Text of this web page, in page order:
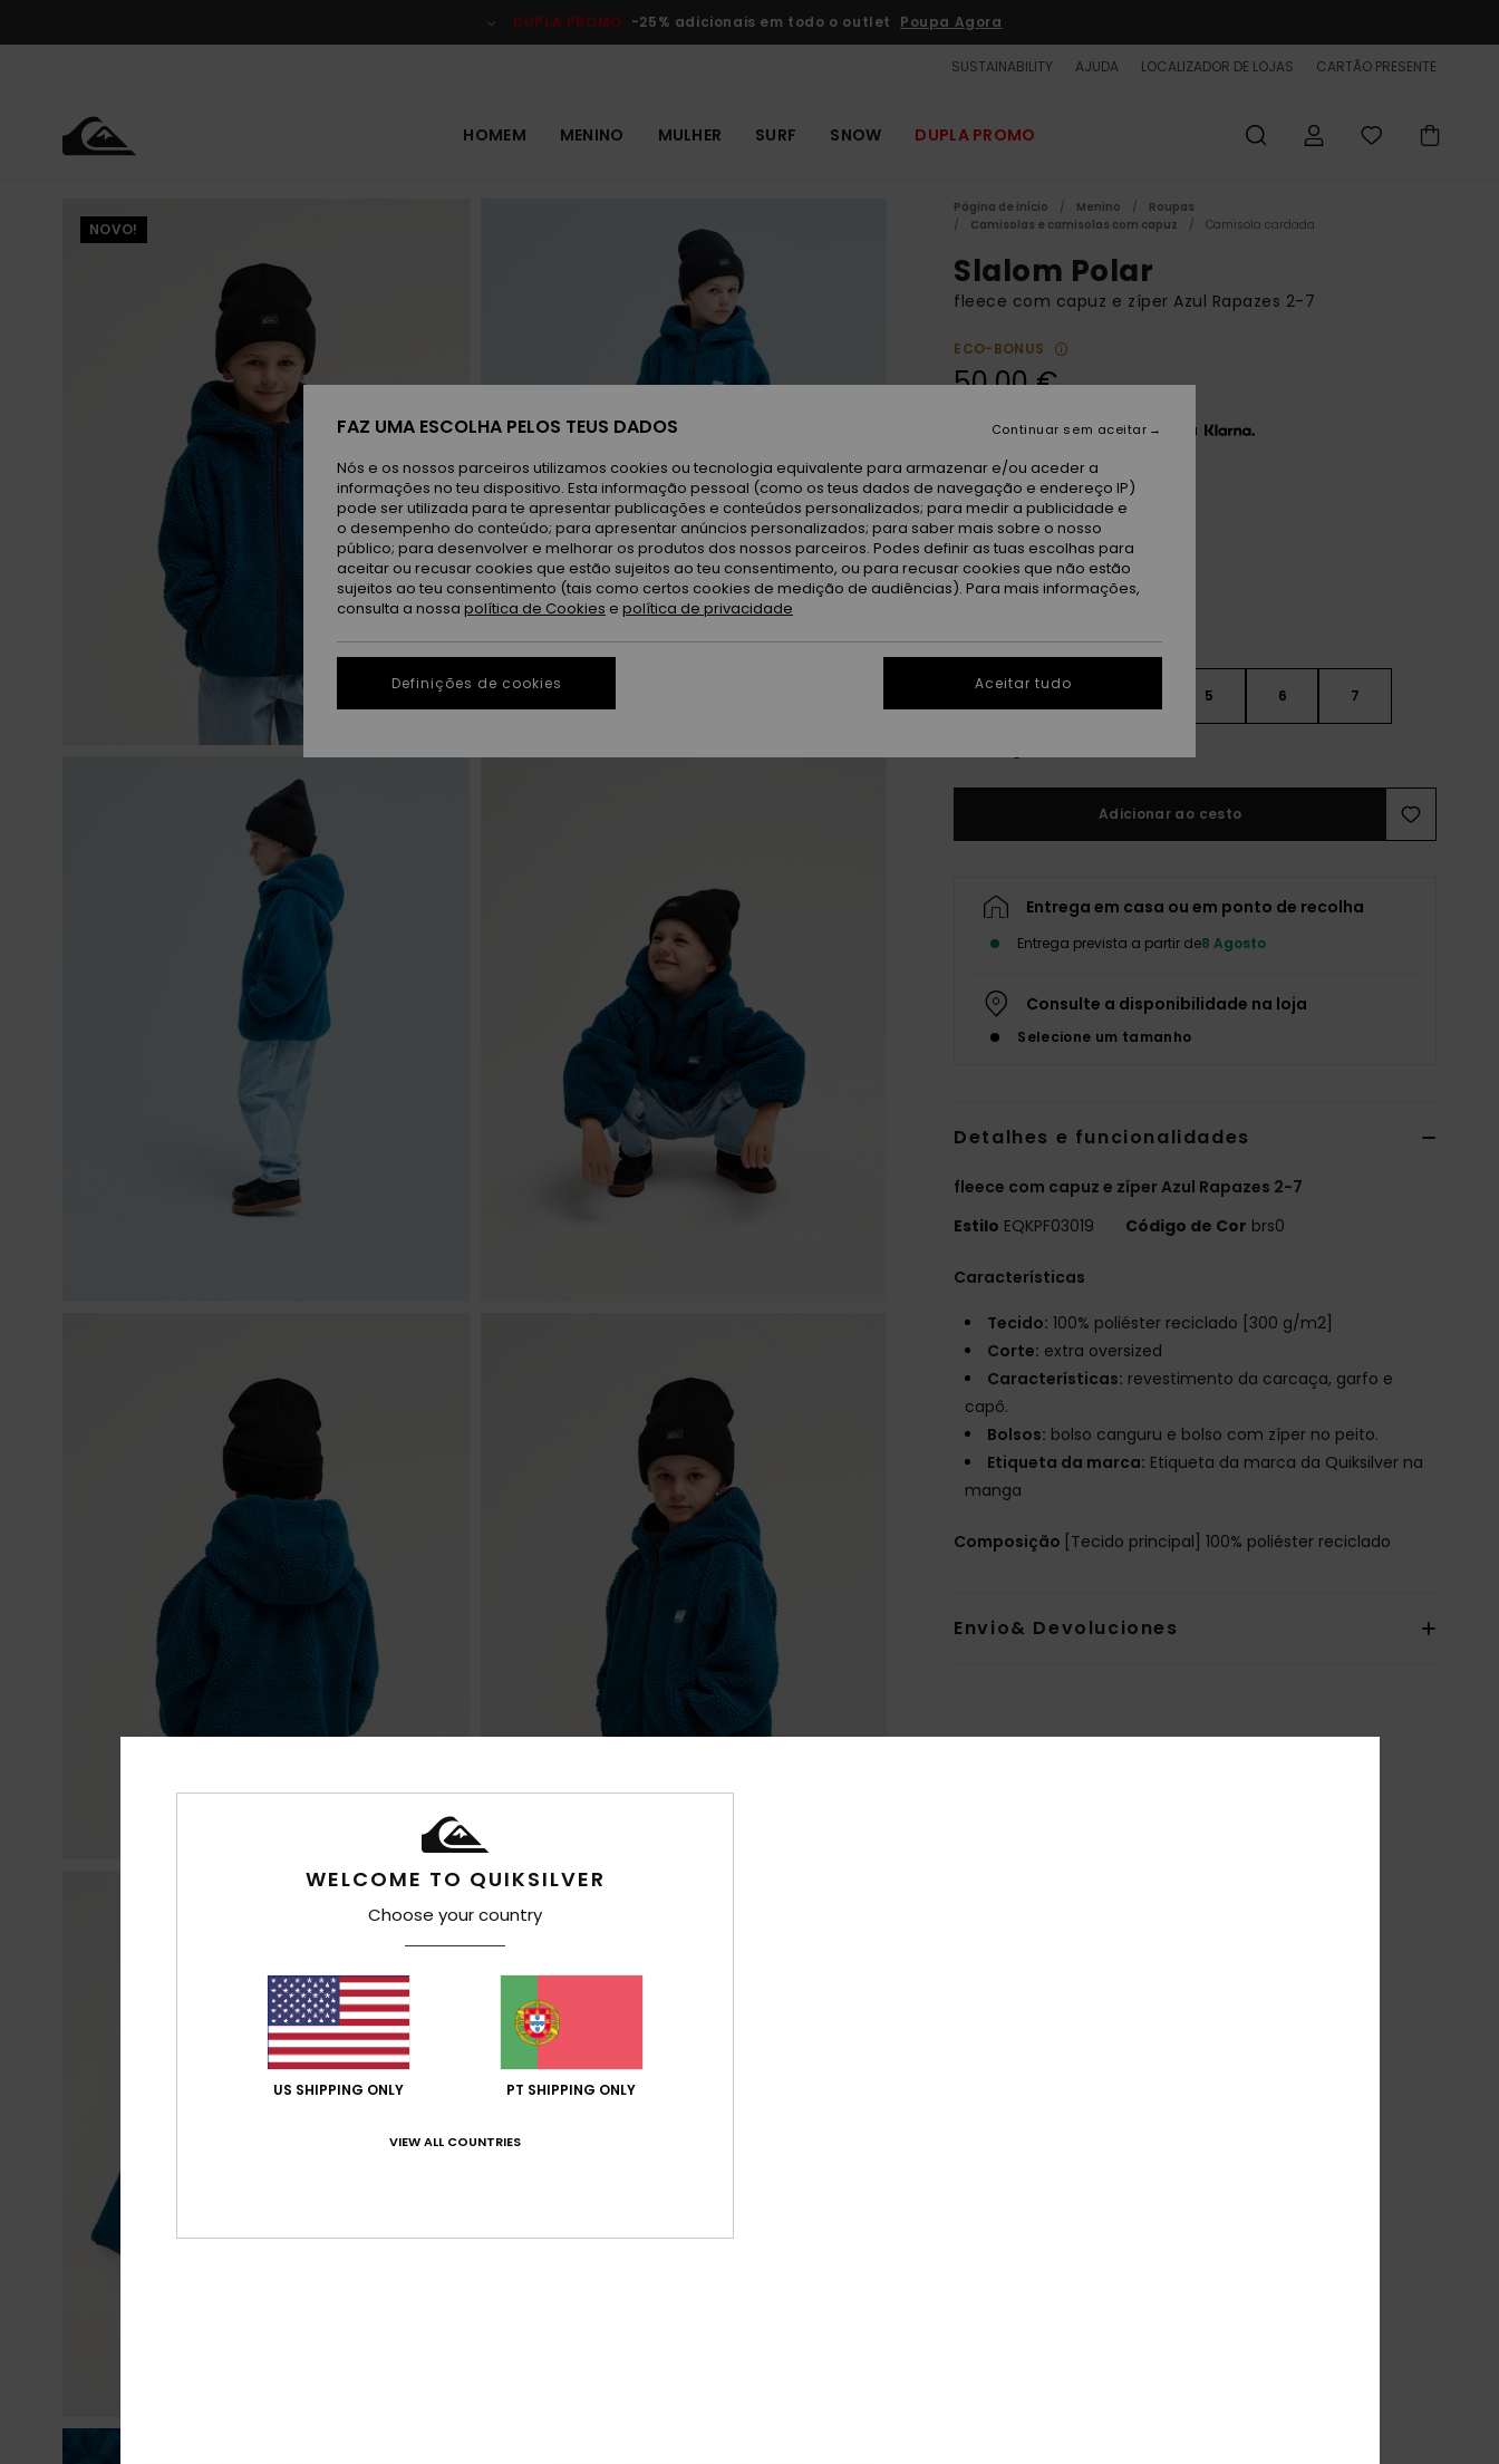
do
DUPLA PROMO -25% adicionais em todo o outlet Poupa Agora
SUSTAINABILITY AJUDA LOCALIZADOR DE LOJAS CARTÃO PRESENTE
HOMEM MENINO MULHER SURF SNOW DUPLA PROMO
NOVO!
Página de início Menino
Roupas
Camisolas e camisolas com capuz
Camisola cardada
Slalom Polar
fleece com capuz e zíper Azul Rapazes 2-7
ECO-BONUS
50,00 €
Paga 3 x 16,67 € sem juros com a
CorBlue Coral
5 6 7
Adicionar ao cesto
Entrega em casa ou em ponto de recolha
Entrega prevista a partir de8 Agosto
Consulte a disponibilidade na loja
Selecione um tamanho
Detalhes e funcionalidades
fleece com capuz e zíper Azul Rapazes 2-7
Estilo EQKPF03019 Código de Cor brs0
Características
Tecido: 100% poliéster reciclado [300 g/m2]
Corte: extra oversized
Características: revestimento da carcaça, garfo e
capô.
Bolsos: bolso canguru e bolso com zíper no peito.
Etiqueta da marca: Etiqueta da marca da Quiksilver na
manga
Composição [Tecido principal] 100% poliéster reciclado
Envio& Devoluciones
WELCOME TO QUIKSILVER
Choose your country
US SHIPPING ONLY PT SHIPPING ONLY
VIEW ALL COUNTRIES
FAZ UMA ESCOLHA PELOS TEUS DADOS
Nós e os nossos parceiros utilizamos cookies ou tecnologia equivalente para armazenar e/ou aceder a
informações no teu dispositivo. Esta informação pessoal (como os teus dados de navegação e endereço IP)
pode ser utilizada para te apresentar publicações e conteúdos personalizados; para medir a publicidade e
o desempenho do conteúdo; para apresentar anúncios personalizados; para saber mais sobre o nosso
público; para desenvolver e melhorar os produtos dos nossos parceiros. Podes definir as tuas escolhas para
aceitar ou recusar cookies que estão sujeitos ao teu consentimento, ou para recusar cookies que não estão
sujeitos ao teu consentimento (tais como certos cookies de medição de audiências). Para mais informações,
consulta a nossa política de Cookies e política de privacidade
Definições de cookies
Continuar sem aceitar
Aceitar tudo